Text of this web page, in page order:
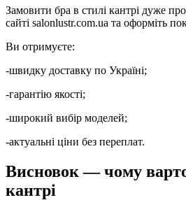
Замовити бра в стилі кантрі дуже
сайті salonlustr.com.ua та оформіть
Ви отримуєте:
-швидку доставку по Україні;
-гарантію якості;
-широкий вибір моделей;
-актуальні ціни без переплат.
Висновок — чому
кантрі